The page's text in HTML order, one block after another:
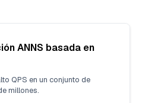
ANNS basada en
QPS en un conjunto de
millones.